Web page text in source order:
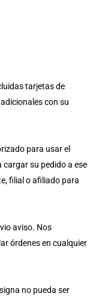
tarjetas de
con su
para usar el
su pedido a ese
filial o afiliado para
aviso. Nos
órdenes en cualquier
no pueda ser